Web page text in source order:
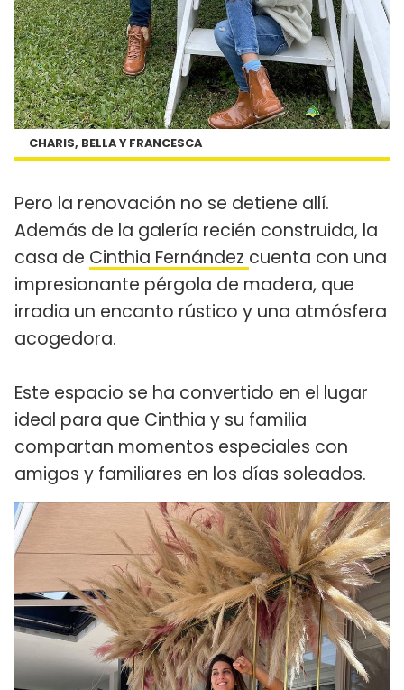
CHARIS, BELLA Y FRANCESCA
Pero la renovación no se detiene allí.
Además de la galería recién construida, la
casa de Cinthia Fernández cuenta con una
impresionante pérgola de madera, que
irradia un encanto rústico y una atmósfera
acogedora.
Este espacio se ha convertido en el lugar
ideal para que Cinthia y su familia
compartan momentos especiales con
amigos y familiares en los días soleados.